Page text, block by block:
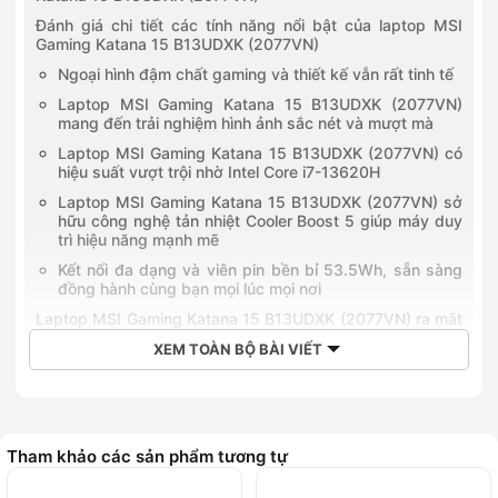
Đánh giá chi tiết các tính năng nổi bật của laptop MSI
Gaming Katana 15 B13UDXK (2077VN)
Ngoại hình đậm chất gaming và thiết kế vẫn rất tinh tế
Laptop MSI Gaming Katana 15 B13UDXK (2077VN)
mang đến trải nghiệm hình ảnh sắc nét và mượt mà
Laptop MSI Gaming Katana 15 B13UDXK (2077VN) có
hiệu suất vượt trội nhờ Intel Core i7-13620H
Laptop MSI Gaming Katana 15 B13UDXK (2077VN) sở
hữu công nghệ tản nhiệt Cooler Boost 5 giúp máy duy
trì hiệu năng mạnh mẽ
Kết nối đa dạng và viên pin bền bỉ 53.5Wh, sẵn sàng
đồng hành cùng bạn mọi lúc mọi nơi
Laptop MSI Gaming Katana 15 B13UDXK (2077VN) ra mắt
Giá bán tham khảo của laptop MSI Gaming Katana 15
Mua laptop MSI Gaming Katana 15 B13UDXK (2077VN)
XEM TOÀN BỘ BÀI VIẾT
Tham khảo các sản phẩm tương tự